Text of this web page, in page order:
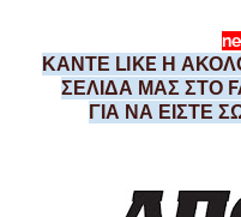
ΚΑΝΤΕ LIKE Η
ΣΕΛΙΔΑ ΜΑΣ ΣΤΟ
ΓΙΑ ΝΑ ΕΙΣΤΕ